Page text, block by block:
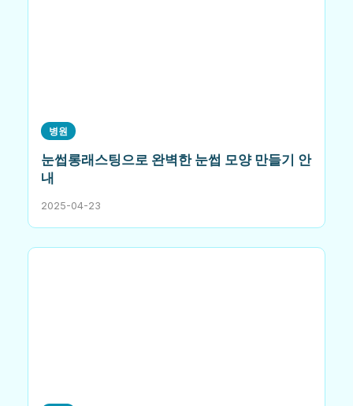
병원
눈썹롱래스팅으로 완벽한 눈썹 모양 만들기 안
내
2025-04-23